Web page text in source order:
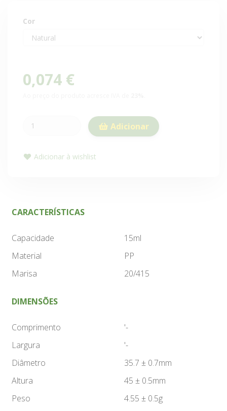
Cor
0,074 €
Adicionar
Adicionar à wishlist
CARACTERÍSTICAS
Capacidade
15ml
Material
PP
Marisa
20/415
DIMENSÕES
Comprimento
'-
Largura
'-
Diâmetro
35.7 ± 0.7mm
Altura
45 ± 0.5mm
Peso
4.55 ± 0.5g